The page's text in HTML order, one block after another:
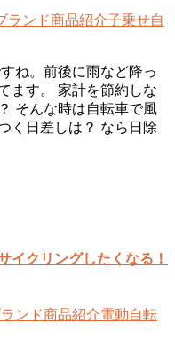
ランド商品紹介子乗せ自
ね。前後に雨など降っ
ます。 家計を節約しな
そんな時は自転車で風
く日差しは？ なら日除
イクリングしたくなる！
ンド商品紹介電動自転